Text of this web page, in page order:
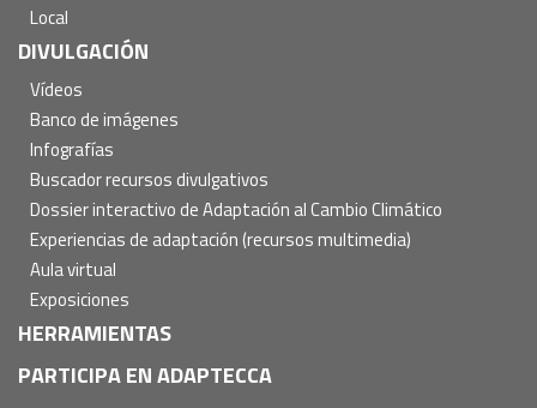
Local
DIVULGACIÓN
Vídeos
Banco de imágenes
Infografías
Buscador recursos divulgativos
Dossier interactivo de Adaptación al Cambio Climático
Experiencias de adaptación (recursos multimedia)
Aula virtual
Exposiciones
HERRAMIENTAS
PARTICIPA EN ADAPTECCA